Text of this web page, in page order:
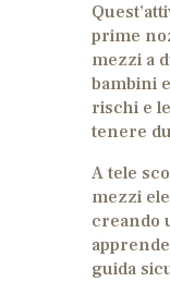
prime
mezzi a
bambini
rischi e
tenere
A tele
mezzi
creando
guida